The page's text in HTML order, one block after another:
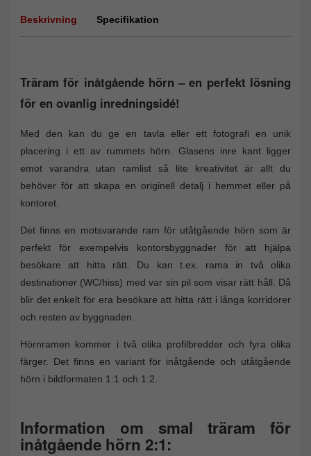
Beskrivning Specifikation
Träram för inåtgående hörn – en perfekt lösning
för en ovanlig inredningsidé!
Med den kan du ge en tavla eller ett fotografi en unik
placering i ett av rummets hörn. Glasens inre kant ligger
emot varandra utan ramlist så lite kreativitet är allt du
behöver för att skapa en originell detalj i hemmet eller på
kontoret.
Det finns en motsvarande ram för utåtgående hörn som är
perfekt för exempelvis kontorsbyggnader för att hjälpa
besökare att hitta rätt. Du kan t.ex. rama in två olika
destinationer (WC/hiss) med var sin pil som visar rätt håll. Då
blir det enkelt för era besökare att hitta rätt i långa korridorer
och resten av byggnaden.
Hörnramen kommer i två olika profilbredder och fyra olika
färger. Det finns en variant för inåtgående och utåtgående
hörn i bildformaten 1:1 och 1:2.
Information om smal träram för
inåtgående hörn 2:1: